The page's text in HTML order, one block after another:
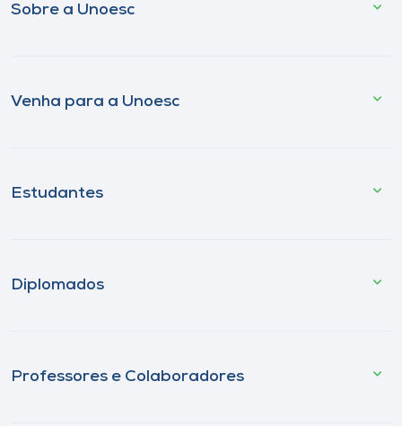
Sobre a Unoesc
Venha para a Unoesc
Estudantes
Diplomados
Professores e Colaboradores